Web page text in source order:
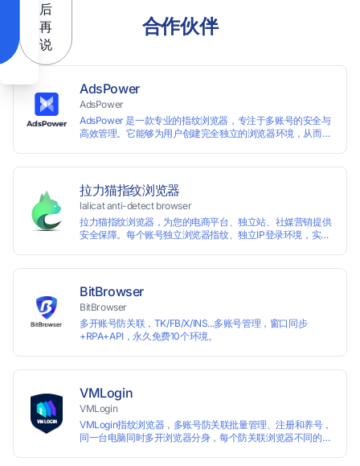
后
再
说
合作伙伴
AdsPower
AdsPower
AdsPower 是一款专业的指纹浏览器，专注于多账号的安全与
高效管理。它能够为用户创建完全独立的浏览器环境，从而避
拉力猫指纹浏览器
lalicat anti-detect browser
拉力猫指纹浏览器，为您的电商平台、独立站、社媒营销提供
安全保障。每个账号独立浏览器指纹、独立IP登录环境，实现
BitBrowser
BitBrowser
多开账号防关联，TK/FB/X/INS...多账号管理，窗口同步
+RPA+API，永久免费10个环境。
VMLogin
VMLogin
VMLogin指纹浏览器，多账号防关联批量管理、注册和养号，
同一台电脑同时多开浏览器分身，每个防关联浏览器不同的